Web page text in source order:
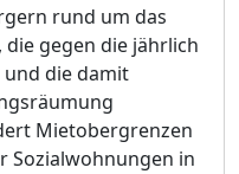
rund um das
gegen die jährlich
die damit
Mietobergrenzen
Sozialwohnungen in